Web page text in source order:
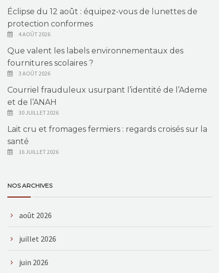
Éclipse du 12 août : équipez-vous de lunettes de
protection conformes
4 AOÛT 2026
Que valent les labels environnementaux des
fournitures scolaires ?
3 AOÛT 2026
Courriel frauduleux usurpant l’identité de l’Ademe
et de l’ANAH
30 JUILLET 2026
Lait cru et fromages fermiers : regards croisés sur la
santé
16 JUILLET 2026
NOS ARCHIVES
août 2026
juillet 2026
juin 2026